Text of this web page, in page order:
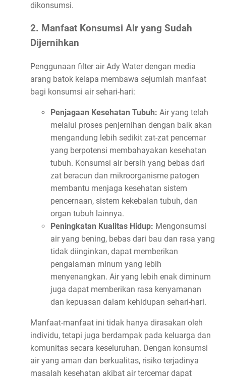
dikonsumsi.
2. Manfaat Konsumsi Air yang Sudah
Dijernihkan
Penggunaan filter air Ady Water dengan media
arang batok kelapa membawa sejumlah manfaat
bagi konsumsi air sehari-hari:
Penjagaan Kesehatan Tubuh: Air yang telah
melalui proses penjernihan dengan baik akan
mengandung lebih sedikit zat-zat pencemar
yang berpotensi membahayakan kesehatan
tubuh. Konsumsi air bersih yang bebas dari
zat beracun dan mikroorganisme patogen
membantu menjaga kesehatan sistem
pencernaan, sistem kekebalan tubuh, dan
organ tubuh lainnya.
Peningkatan Kualitas Hidup: Mengonsumsi
air yang bening, bebas dari bau dan rasa yang
tidak diinginkan, dapat memberikan
pengalaman minum yang lebih
menyenangkan. Air yang lebih enak diminum
juga dapat memberikan rasa kenyamanan
dan kepuasan dalam kehidupan sehari-hari.
Manfaat-manfaat ini tidak hanya dirasakan oleh
individu, tetapi juga berdampak pada keluarga dan
komunitas secara keseluruhan. Dengan konsumsi
air yang aman dan berkualitas, risiko terjadinya
masalah kesehatan akibat air tercemar dapat